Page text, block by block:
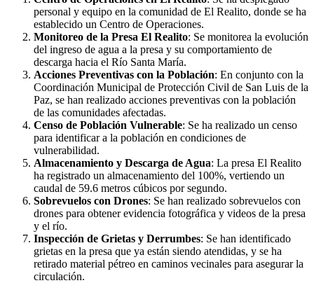
personal y equipo en la comunidad de El Realito, donde se ha
establecido un Centro de Operaciones.
Monitoreo de la Presa El Realito: Se monitorea la evolución
del ingreso de agua a la presa y su comportamiento de
descarga hacia el Río Santa María.
Acciones Preventivas con la Población: En conjunto con la
Coordinación Municipal de Protección Civil de San Luis de la
Paz, se han realizado acciones preventivas con la población
de las comunidades afectadas.
Censo de Población Vulnerable: Se ha realizado un censo
para identificar a la población en condiciones de
vulnerabilidad.
Almacenamiento y Descarga de Agua: La presa El Realito
ha registrado un almacenamiento del 100%, vertiendo un
caudal de 59.6 metros cúbicos por segundo.
Sobrevuelos con Drones: Se han realizado sobrevuelos con
drones para obtener evidencia fotográfica y videos de la presa
y el río.
Inspección de Grietas y Derrumbes: Se han identificado
grietas en la presa que ya están siendo atendidas, y se ha
retirado material pétreo en caminos vecinales para asegurar la
circulación.